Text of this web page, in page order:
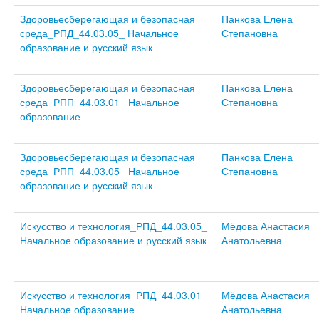
Здоровьесберегающая и безопасная
среда_РПД_44.03.05_ Начальное
образование и русский язык
Панкова Елена
Степановна
Здоровьесберегающая и безопасная
среда_РПП_44.03.01_ Начальное
образование
Панкова Елена
Степановна
Здоровьесберегающая и безопасная
среда_РПП_44.03.05_ Начальное
образование и русский язык
Панкова Елена
Степановна
Искусство и технология_РПД_44.03.05_
Начальное образование и русский язык
Мёдова Анастасия
Анатольевна
Искусство и технология_РПД_44.03.01_
Начальное образование
Мёдова Анастасия
Анатольевна